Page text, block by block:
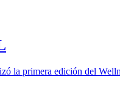
la primera edición del